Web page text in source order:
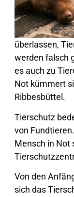
überlassen,
werden falsch
es auch zu
Not kümmert
Ribbesbüttel.
Tierschutz
von
Mensch in Not
Von den
sich das